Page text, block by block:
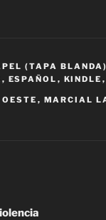
(TAPA BLANDA)
, ESPAÑOL , KINDLE ,
, MARCIAL